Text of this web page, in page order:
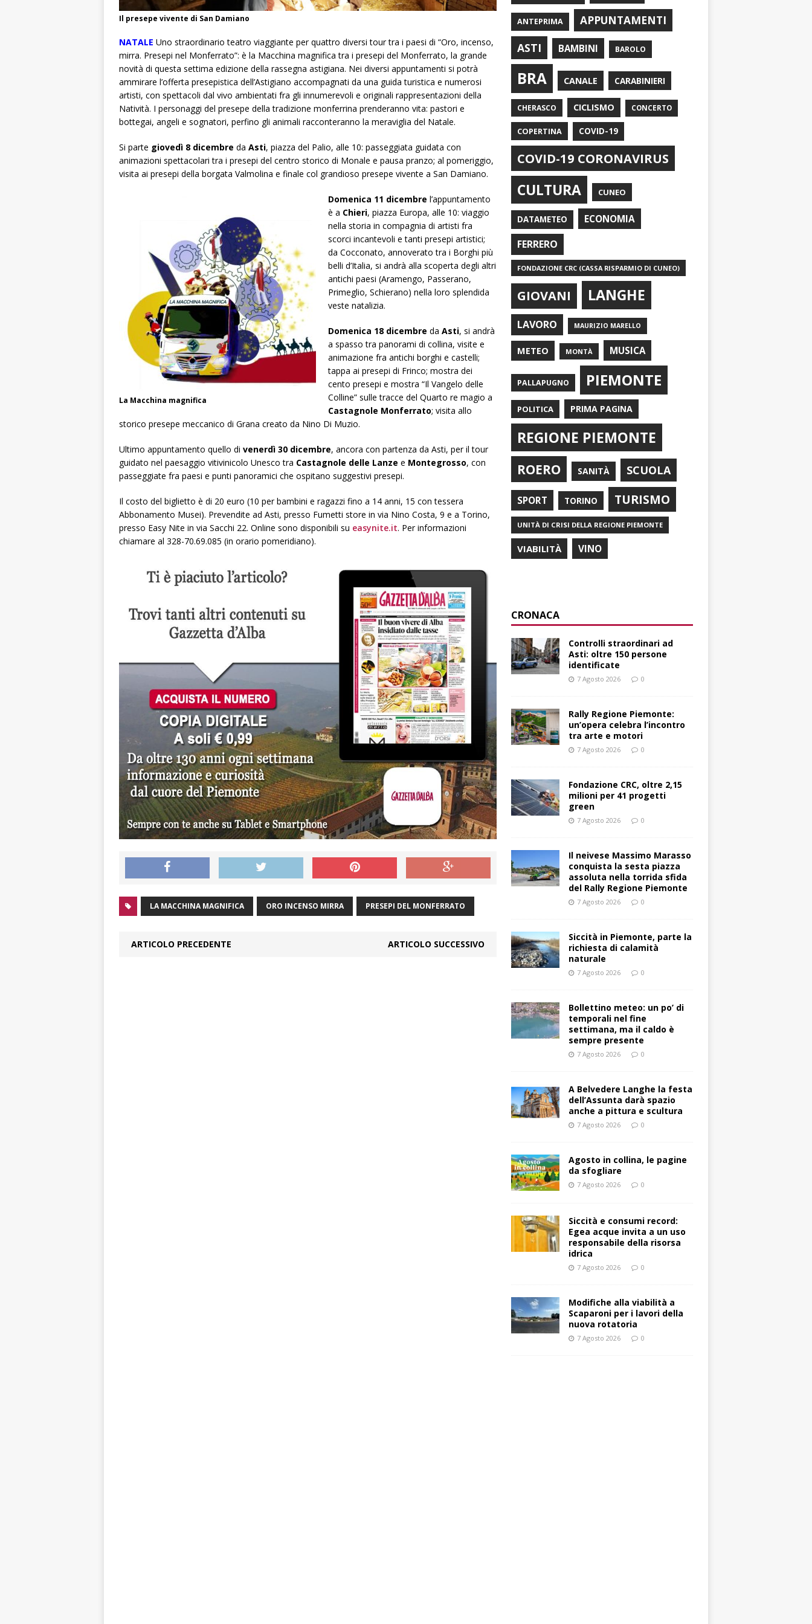
Il presepe vivente di San Damiano
NATALE Uno straordinario teatro viaggiante per quattro diversi tour tra i paesi di “Oro, incenso,
mirra. Presepi nel Monferrato”: è la Macchina magnifica tra i presepi del Monferrato, la grande
novità di questa settima edizione della rassegna astigiana. Nei diversi appuntamenti si potrà
ammirare l’offerta presepistica dell’Astigiano accompagnati da una guida turistica e numerosi
artisti, con spettacoli dal vivo ambientati fra gli innumerevoli e originali rappresentazioni della
Natività. I personaggi del presepe della tradizione monferrina prenderanno vita: pastori e
bottegai, angeli e sognatori, perfino gli animali racconteranno la meraviglia del Natale.
Si parte giovedì 8 dicembre da Asti, piazza del Palio, alle 10: passeggiata guidata con
animazioni spettacolari tra i presepi del centro storico di Monale e pausa pranzo; al pomeriggio,
visita ai presepi della borgata Valmolina e finale col grandioso presepe vivente a San Damiano.
La Macchina magnifica
Domenica 11 dicembre l’appuntamento
è a Chieri, piazza Europa, alle 10: viaggio
nella storia in compagnia di artisti fra
scorci incantevoli e tanti presepi artistici;
da Cocconato, annoverato tra i Borghi più
belli d’Italia, si andrà alla scoperta degli altri
antichi paesi (Aramengo, Passerano,
Primeglio, Schierano) nella loro splendida
veste natalizia.
Domenica 18 dicembre da Asti, si andrà
a spasso tra panorami di collina, visite e
animazione fra antichi borghi e castelli;
tappa ai presepi di Frinco; mostra dei
cento presepi e mostra “Il Vangelo delle
Colline” sulle tracce del Quarto re magio a
Castagnole Monferrato; visita allo
storico presepe meccanico di Grana creato da Nino Di Muzio.
Ultimo appuntamento quello di venerdì 30 dicembre, ancora con partenza da Asti, per il tour
guidato nel paesaggio vitivinicolo Unesco tra Castagnole delle Lanze e Montegrosso, con
passeggiate fra paesi e punti panoramici che ospitano suggestivi presepi.
Il costo del biglietto è di 20 euro (10 per bambini e ragazzi fino a 14 anni, 15 con tessera
Abbonamento Musei). Prevendite ad Asti, presso Fumetti store in via Nino Costa, 9 e a Torino,
presso Easy Nite in via Sacchi 22. Online sono disponibili su easynite.it. Per informazioni
chiamare al 328-70.69.085 (in orario pomeridiano).
LA MACCHINA MAGNIFICA ORO INCENSO MIRRA PRESEPI DEL MONFERRATO
ARTICOLO PRECEDENTE ARTICOLO SUCCESSIVO
ANTEPRIMA
APPUNTAMENTI
ASTI
BAMBINI BAROLO
BRA CANALE CARABINIERI
CHERASCO CICLISMO CONCERTO
COPERTINA COVID-19
COVID-19 CORONAVIRUS
CULTURA CUNEO
DATAMETEO ECONOMIA
FERRERO
FONDAZIONE CRC (CASSA RISPARMIO DI CUNEO)
GIOVANI LANGHE
LAVORO MAURIZIO MARELLO
METEO MONTÀ MUSICA
PALLAPUGNO PIEMONTE
POLITICA PRIMA PAGINA
REGIONE PIEMONTE
ROERO SANITÀ SCUOLA
SPORT TORINO TURISMO
UNITÀ DI CRISI DELLA REGIONE PIEMONTE
VIABILITÀ VINO
CRONACA
Controlli straordinari ad
Asti: oltre 150 persone
identificate
7 Agosto 2026 0
Rally Regione Piemonte:
un’opera celebra l’incontro
tra arte e motori
7 Agosto 2026 0
Fondazione CRC, oltre 2,15
milioni per 41 progetti
green
7 Agosto 2026 0
Il neivese Massimo Marasso
conquista la sesta piazza
assoluta nella torrida sfida
del Rally Regione Piemonte
7 Agosto 2026 0
Siccità in Piemonte, parte la
richiesta di calamità
naturale
7 Agosto 2026 0
Bollettino meteo: un po’ di
temporali nel fine
settimana, ma il caldo è
sempre presente
7 Agosto 2026 0
A Belvedere Langhe la festa
dell’Assunta darà spazio
anche a pittura e scultura
7 Agosto 2026 0
Agosto in collina, le pagine
da sfogliare
7 Agosto 2026 0
Siccità e consumi record:
Egea acque invita a un uso
responsabile della risorsa
idrica
7 Agosto 2026 0
Modifiche alla viabilità a
Scaparoni per i lavori della
nuova rotatoria
7 Agosto 2026 0